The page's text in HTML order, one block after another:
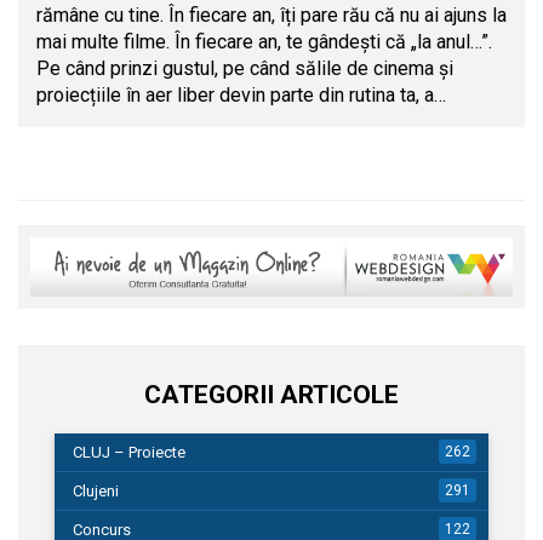
rămâne cu tine. În fiecare an, îți pare rău că nu ai ajuns la
mai multe filme. În fiecare an, te gândești că „la anul…”.
Pe când prinzi gustul, pe când sălile de cinema și
proiecțiile în aer liber devin parte din rutina ta, a…
CATEGORII ARTICOLE
CLUJ – Proiecte 262
Clujeni 291
Concurs 122